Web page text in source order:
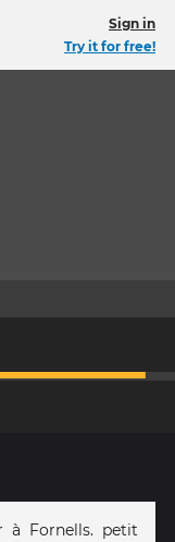
Sign in
Try it for free!
à Fornells. petit